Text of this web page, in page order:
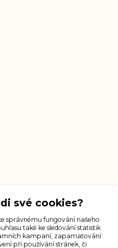
své cookies?
správnému fungování našeho
také ke sledování statistik
kampaní, zapamatování
při používání stránek, či